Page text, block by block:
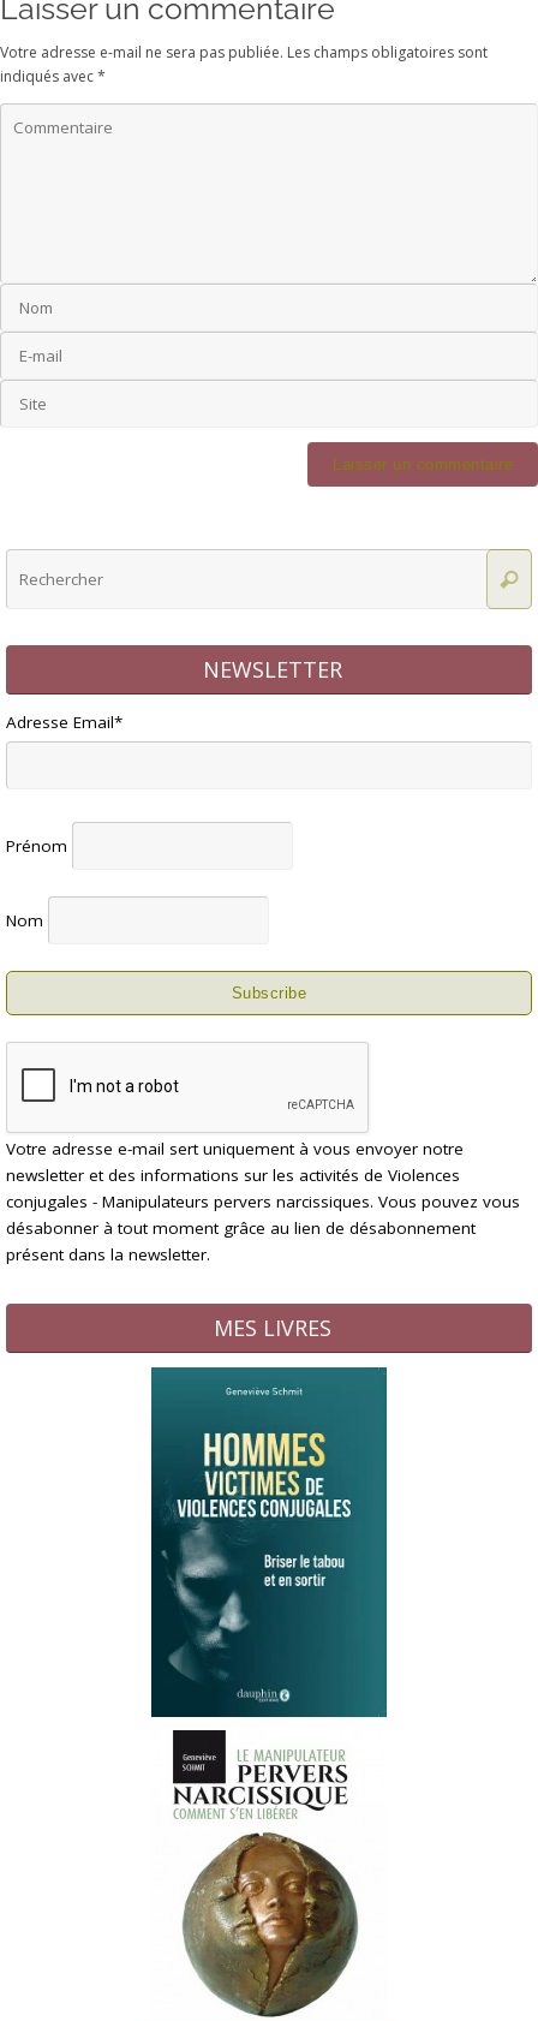
Laisser un commentaire
Votre adresse e-mail ne sera pas publiée. Les champs obligatoires sont
indiqués avec*
NEWSLETTER
Adresse Email*
Prénom
Nom
Votre adresse e-mail sert uniquement à vous envoyer notre
newsletter et des informations sur les activités de Violences
conjugales - Manipulateurs pervers narcissiques. Vous pouvez vous
désabonner à tout moment grâce au lien de désabonnement
présent dans la newsletter.
MES LIVRES